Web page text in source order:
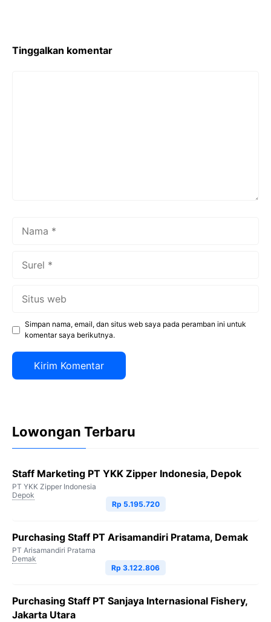
Tinggalkan komentar
Simpan nama, email, dan situs web saya pada peramban ini untuk
komentar saya berikutnya.
Lowongan Terbaru
Staff Marketing PT YKK Zipper Indonesia, Depok
PT YKK Zipper Indonesia
Depok
Rp 5.195.720
Purchasing Staff PT Arisamandiri Pratama, Demak
PT Arisamandiri Pratama
Demak
Rp 3.122.806
Purchasing Staff PT Sanjaya Internasional Fishery,
Jakarta Utara